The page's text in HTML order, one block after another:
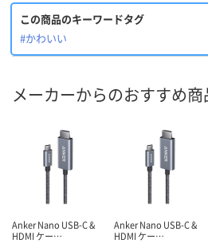
この商品のキーワードタグ
#かわいい
メーカーからのおすすめ商
Anker Nano USB-C &
HDMI ケー…
Anker Nano USB-C &
HDMI ケー…